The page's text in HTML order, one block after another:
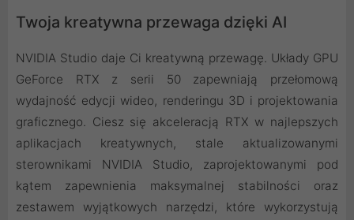
Twoja kreatywna przewaga dzięki AI
NVIDIA Studio daje Ci kreatywną przewagę. Układy GPU
GeForce RTX z serii 50 zapewniają przełomową
wydajność edycji wideo, renderingu 3D i projektowania
graficznego. Ciesz się akceleracją RTX w najlepszych
aplikacjach kreatywnych, stale aktualizowanymi
sterownikami NVIDIA Studio, zaprojektowanymi pod
kątem zapewnienia maksymalnej stabilności oraz
zestawem wyjątkowych narzędzi, które wykorzystują